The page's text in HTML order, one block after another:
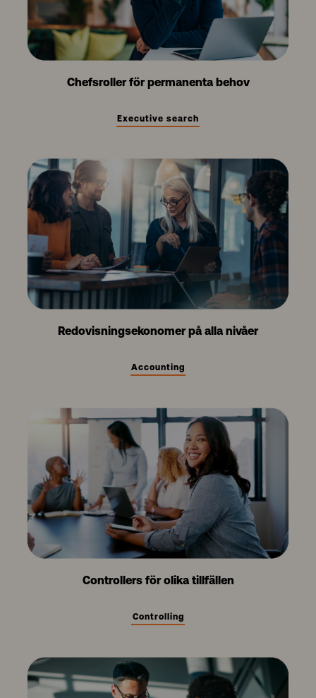
Chefsroller för permanenta behov
Executive search
Redovisningsekonomer på alla nivåer
Accounting
Controllers för olika tillfällen
Controlling